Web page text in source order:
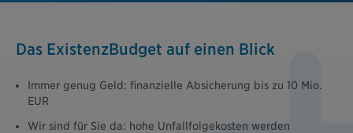
Das ExistenzBudget auf einen Blick
Immer genug Geld: finanzielle Absicherung bis zu 10 Mio.
EUR
Wir sind für Sie da: hohe Unfallfolgekosten werden